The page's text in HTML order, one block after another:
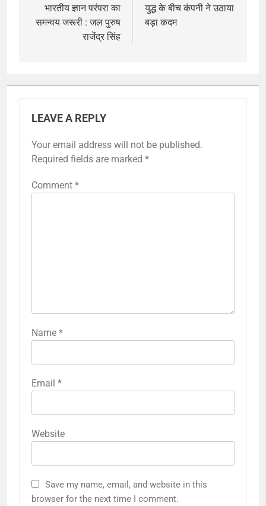
भारतीय ज्ञान परंपरा का
समन्वय जरूरी : जल पुरुष
राजेंद्र सिंह
युद्ध के बीच कंपनी ने उठाया
बड़ा कदम
LEAVE A REPLY
Your email address will not be published.
Required fields are marked *
Comment *
Name *
Email *
Website
Save my name, email, and website in this
browser for the next time I comment.